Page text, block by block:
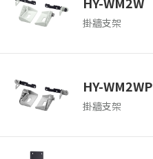
掛牆支架
HY-WM2WP
掛牆支架